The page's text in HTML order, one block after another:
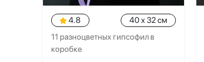
4.8
40 x 32 см
11 разноцветных гипсофил в
коробке